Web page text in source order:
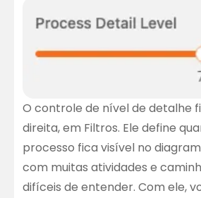
O controle de nível de detalhe
direita, em Filtros. Ele define
processo fica visível no
com muitas atividades e
difíceis de entender. Com ele,